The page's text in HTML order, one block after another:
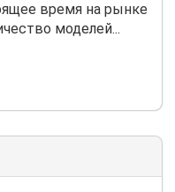
время на рынке
моделей...